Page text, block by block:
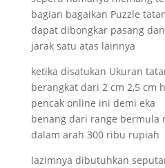
bagian bagaikan Puzzle
dapat dibongkar pasang
jarak satu atas lainnya
ketika disatukan Ukuran
berangkat dari 2 cm 2,5 cm
pencak online ini demi eka
benang dari range
dalam arah 300 ribu rupiah
lazimnya dibutuhkan